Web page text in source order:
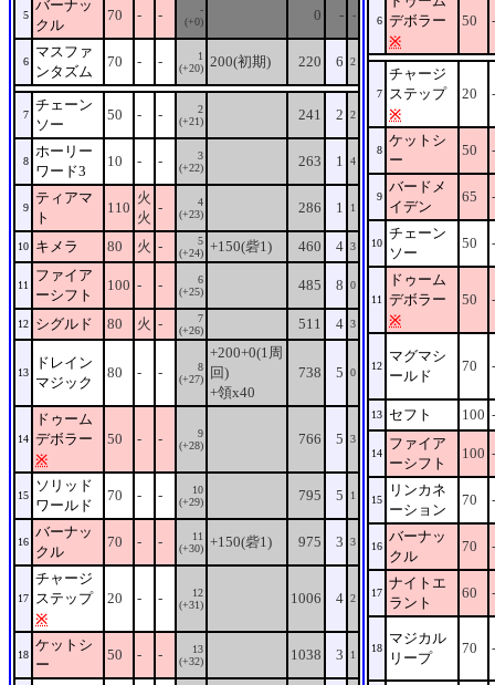
5
バーナッ
クル
70 - -
-
(+0)
0 - -
6
マスファ
ンタズム
70 - -
1
(+20) 200(初期) 220 6 2
7
チェーン
ソー
50 - -
2
(+21)
241 2 2
8
ホーリー
ワード3
10 - -
3
(+22)
263 1 4
9
ティアマ
ト
110
火
火
-
4
(+23)
286 1 1
10 キメラ 80 火 -
5
(+24) +150(砦1) 460 4 3
11
ファイア
ーシフト
100 - -
6
(+25)
485 8 0
12 シグルド 80 火 -
7
(+26)
511 4 3
13
ドレイン
マジック
80 - -
8
(+27)
+200+0(1周
回)
+領x40
738 5 0
14
ドゥーム
デボラー
※
50 - -
9
(+28)
766 5 3
15
ソリッド
ワールド
70 - -
10
(+29)
795 5 1
16
バーナッ
クル
70 - -
11
(+30) +150(砦1) 975 3 3
17
チャージ
ステップ
※
20 - -
12
(+31)
1006 4 2
18
ケットシ
ー
50 - -
13
(+32)
1038 3 1
6 デボラー
※
50 -
7
チャージ
ステップ
※
20 -
8
ケットシ
ー
50 -
9
バードメ
イデン
65 -
10
チェーン
ソー
50 -
11
ドゥーム
デボラー
※
50 -
12
マグマシ
ールド
70 -
13 セフト 100 -
14
ファイア
ーシフト
100 -
15
リンカネ
ーション
70 -
16
バーナッ
クル
70 -
17
ナイトエ
ラント
60 -
18
マジカル
リープ
70 -